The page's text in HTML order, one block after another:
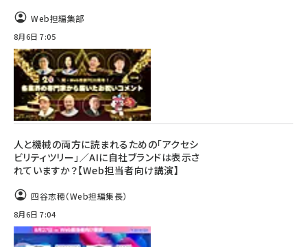
Web担編集部
8月6日 7:05
人と機械の両方に読まれるための「アクセシ
ビリティツリー」／AIに自社ブランドは表示さ
れていますか？【Web担当者向け講演】
四谷志穂（Web担編集長）
8月6日 7:04